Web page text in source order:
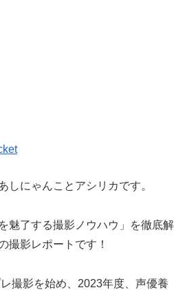
しにゃんことアシリカです。
魅了する撮影ノウハウ」を徹底解
撮影レポートです！
撮影を始め、2023年度、声優養